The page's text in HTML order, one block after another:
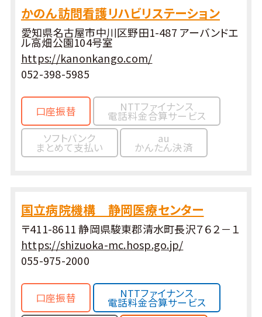
かのん訪問看護リハビリステーション
愛知県名古屋市中川区野田1-487 アーバンドエ
ル高畑公園104号室
https://kanonkango.com/
052-398-5985
口座振替 NTTファイナンス
電話料金合算サービス
ソフトバンク
まとめて支払い
au
かんたん決済
国立病院機構 静岡医療センター
〒411-8611 静岡県駿東郡清水町長沢７６２－１
https://shizuoka-mc.hosp.go.jp/
055-975-2000
口座振替 NTTファイナンス
電話料金合算サービス